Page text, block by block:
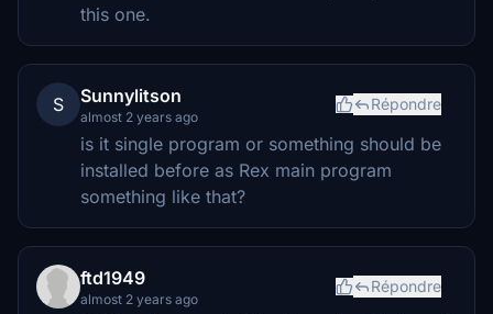
this one.
S Sunnylitson
almost 2 years ago
Répondre
is it single program or something should be
installed before as Rex main program
something like that?
ftd1949
almost 2 years ago
Répondre